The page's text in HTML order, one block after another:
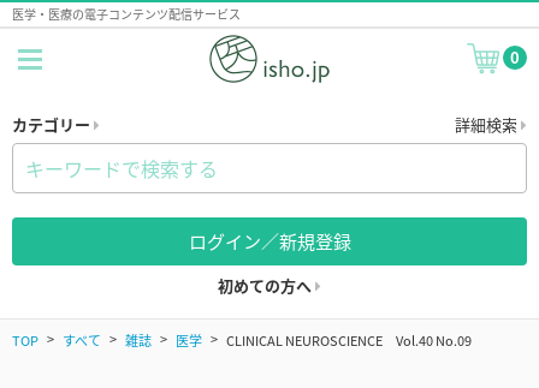
医学・医療の電子コンテンツ配信サービス
0
カテゴリー 詳細検索
ログイン／新規登録
初めての方へ
TOP すべて 雑誌 医学 CLINICAL NEUROSCIENCE Vol.40 No.09